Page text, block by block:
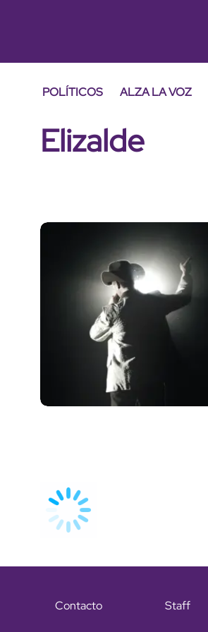
POLÍTICOS ALZA LA VOZ
Elizalde
Contacto Staff